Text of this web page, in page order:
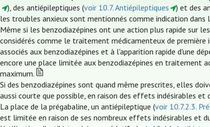
), des antiépileptiques (voir 10.7. Antiépileptiques ) et des
les troubles anxieux sont mentionnés comme indication dans
Même si les benzodiazépines ont une action plus rapide sur
considérés comme le traitement médicamenteux de
associés aux benzodiazépines et à l'apparition rapide d'une
encore une place limitée aux benzodiazépines en traitement
maximum.
Si des benzodiazépines sont quand même prescrites, elles
aussi courte que possible, en raison des effets indésirables et
La place de la prégabaline, un antiépileptique (voir 10.7.2.3.
est limitée en raison de ses nombreux effets indésirables et